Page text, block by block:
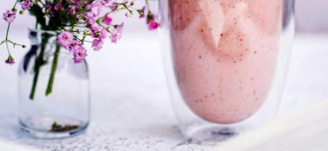
COLLAGÈNE BEAUTÉ :
COLLAGÈNE SPORT :
COLLAGÈNE DÉTOX :